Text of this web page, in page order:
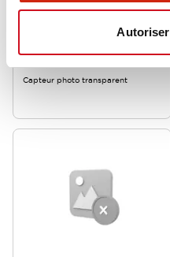
SA1E Miniature Laser and
Capteur photo transparent